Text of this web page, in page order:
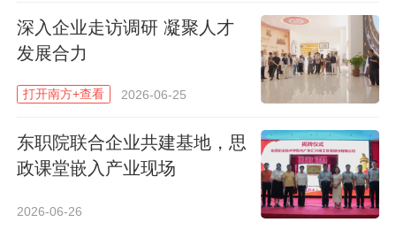
远新材料、数字经济、大健康、智能制造等
主导产业发展需求，源源不断为本地输送了
留清就业技术技能人才，为全市深化校企对
劳汉生表示，学校扎根清远、服务地方，将
省级产教融合示范园区作为对接区域产业的
深入企业走访调研 凝聚人才
发展合力
打开南方+查看 2026-06-25
东职院联合企业共建基地，思
政课堂嵌入产业现场
2026-06-26